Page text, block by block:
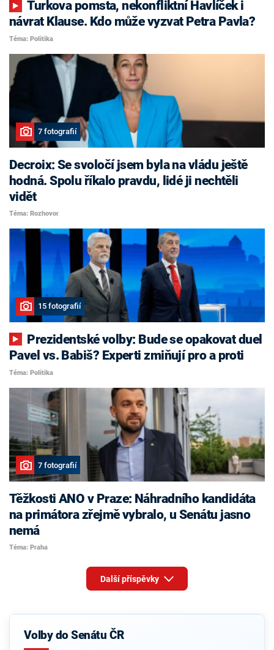
Turkova pomsta, nekonfliktní Havlíček i
návrat Klause. Kdo může vyzvat Petra Pavla?
Téma: Politika
7 fotografií
Decroix: Se svoločí jsem byla na vládu ještě
hodná. Spolu říkalo pravdu, lidé ji nechtěli
vidět
Téma: Rozhovor
15 fotografií
Pavel vs. Babiš? Experti zmiňují pro a proti
Téma: Politika
7 fotografií
Těžkosti ANO v Praze: Náhradního kandidáta
na primátora zřejmě vybralo, u Senátu jasno
nemá
Téma: Praha
Další příspěvky
Volby do Senátu ČR